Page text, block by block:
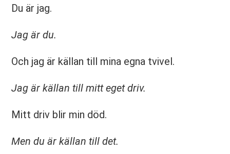
Du är jag.
Jag är du.
Och jag är källan till mina egna tvivel.
Jag är källan till mitt eget driv.
Mitt driv blir min död.
Men du är källan till det.